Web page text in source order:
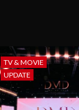
TV & MOVIE
UPDATE